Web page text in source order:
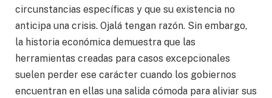
circunstancias específicas y que su existencia no
anticipa una crisis. Ojalá tengan razón. Sin embargo,
la historia económica demuestra que las
herramientas creadas para casos excepcionales
suelen perder ese carácter cuando los gobiernos
encuentran en ellas una salida cómoda para aliviar sus